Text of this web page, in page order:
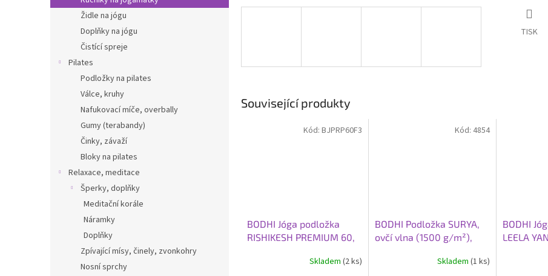
Židle na jógu
Doplňky na jógu
Čistící spreje
Pilates
Podložky na pilates
Válce, kruhy
Nafukovací míče, overbally
Gumy (terabandy)
Činky, závaží
Bloky na pilates
Relaxace, meditace
Šperky, doplňky
Meditační korále
Náramky
Doplňky
Zpívající mísy, činely, zvonkohry
Nosní sprchy
TISK
Související produkty
BODHI Jóga podložka
RISHIKESH PREMIUM 60,
Skladem (2 ks)
Kód: BJPRP60F3
BODHI Podložka SURYA,
ovčí vlna (1500 g/m²),
Skladem (1 ks)
Kód: 4854
BODHI
LEELA